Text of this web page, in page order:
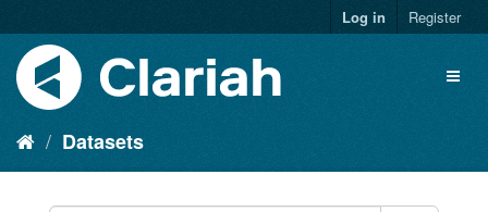
Log in Register
Datasets